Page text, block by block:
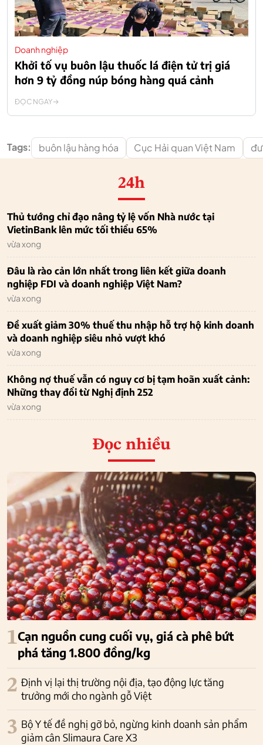
Doanh nghiệp
Khởi tố vụ buôn lậu thuốc lá điện tử trị giá
hơn 9 tỷ đồng núp bóng hàng quá cảnh
ĐỌC NGAY
Tags: buôn lậu hàng hóa Cục Hải quan Việt Nam
24h
Thủ tướng chỉ đạo nâng tỷ lệ vốn Nhà nước tại
VietinBank lên mức tối thiểu 65%
vừa xong
Đâu là rào cản lớn nhất trong liên kết giữa doanh
nghiệp FDI và doanh nghiệp Việt Nam?
vừa xong
Đề xuất giảm 30% thuế thu nhập hỗ trợ hộ kinh doanh
và doanh nghiệp siêu nhỏ vượt khó
vừa xong
Không nợ thuế vẫn có nguy cơ bị tạm hoãn xuất cảnh:
Những thay đổi từ Nghị định 252
vừa xong
Đọc nhiều
1Cạn nguồn cung cuối vụ, giá cà phê bứt
phá tăng 1.800 đồng/kg
2 Định vị lại thị trường nội địa, tạo động lực tăng
trưởng mới cho ngành gỗ Việt
3 Bộ Y tế đề nghị gỡ bỏ, ngừng kinh doanh sản phẩm
giảm cân Slimaura Care X3